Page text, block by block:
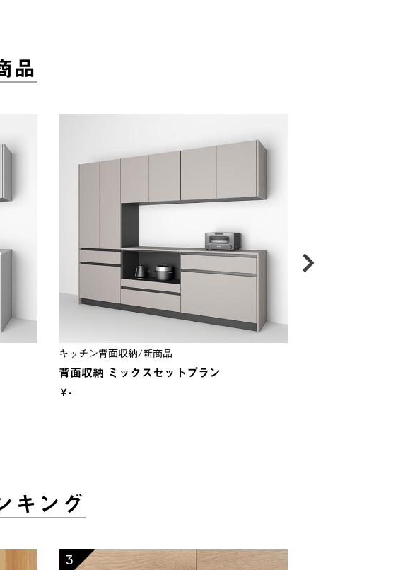
品
キッチン背面収納/新商品
背面収納 ミックスセットプラン
￥-
キング
3